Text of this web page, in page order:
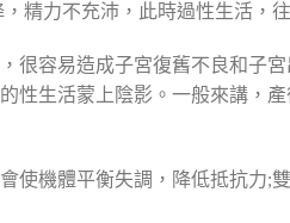
精力不充沛，此時過性生活，
很容易造成子宮復舊不良和子
性生活蒙上陰影。一般來講，
使機體平衡失調，降低抵抗力;